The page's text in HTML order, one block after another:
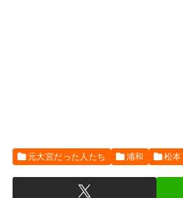
元大宮だった人たち 浦和 松本